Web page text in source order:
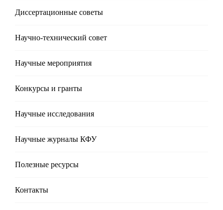
Диссертационные советы
Научно-технический совет
Научные мероприятия
Конкурсы и гранты
Научные исследования
Научные журналы КФУ
Полезные реcурсы
Контакты